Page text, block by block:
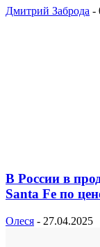
Дмитрий Заброда -
В России в
Santa Fe по
Олеся - 27.04.2025